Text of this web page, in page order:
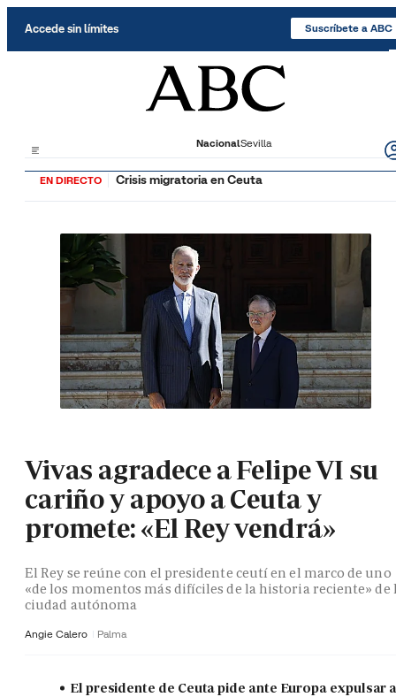
Accede sin límites Suscríbete a ABC
NacionalSevilla
EN DIRECTO Crisis migratoria en Ceuta
Vivas agradece a Felipe VI su
cariño y apoyo a Ceuta y
promete: «El Rey vendrá»
El Rey se reúne con el presidente ceutí en el marco de uno
«de los momentos más difíciles de la historia reciente» de
ciudad autónoma
Angie Calero Palma
El presidente de Ceuta pide ante Europa expulsar